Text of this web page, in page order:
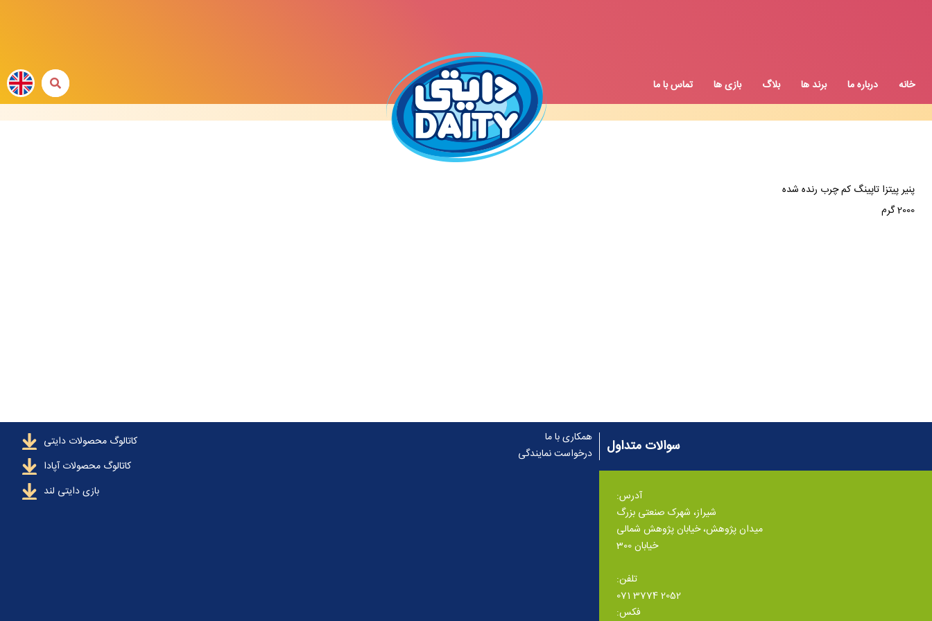
خانه درباره ما برند ها بلاگ بازی ها تماس با ما
پنیر پیتزا تاپینگ کم چرب رنده شده
2000 گرم
سوالات متداول
آدرس:
شیراز، شهرک صنعتی بزرگ
میدان پژوهش، خیابان پژوهش شمالی
خیابان 300
تلفن:
071 3774 2052
فکس:
همکاری با ما
درخواست نمایندگی
کاتالوگ محصولات دایتی
کاتالوگ محصولات آپادا
بازی دایتی لند